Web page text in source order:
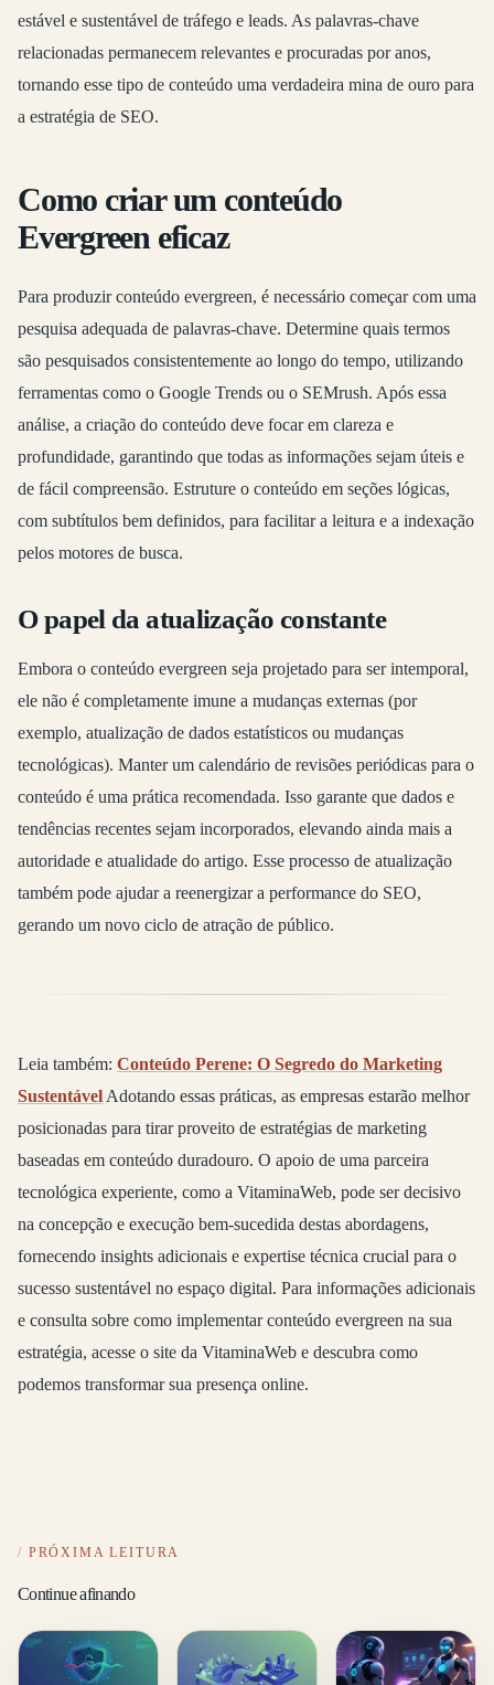
estável e sustentável de tráfego e leads. As palavras-chave
relacionadas permanecem relevantes e procuradas por anos,
tornando esse tipo de conteúdo uma verdadeira mina de ouro para
a estratégia de SEO.
Como criar um conteúdo
Evergreen eficaz
Para produzir conteúdo evergreen, é necessário começar com uma
pesquisa adequada de palavras-chave. Determine quais termos
são pesquisados consistentemente ao longo do tempo, utilizando
ferramentas como o Google Trends ou o SEMrush. Após essa
análise, a criação do conteúdo deve focar em clareza e
profundidade, garantindo que todas as informações sejam úteis e
de fácil compreensão. Estruture o conteúdo em seções lógicas,
com subtítulos bem definidos, para facilitar a leitura e a indexação
pelos motores de busca.
O papel da atualização constante
Embora o conteúdo evergreen seja projetado para ser intemporal,
ele não é completamente imune a mudanças externas (por
exemplo, atualização de dados estatísticos ou mudanças
tecnológicas). Manter um calendário de revisões periódicas para o
conteúdo é uma prática recomendada. Isso garante que dados e
tendências recentes sejam incorporados, elevando ainda mais a
autoridade e atualidade do artigo. Esse processo de atualização
também pode ajudar a reenergizar a performance do SEO,
gerando um novo ciclo de atração de público.
Leia também: Conteúdo Perene: O Segredo do Marketing
SustentávelAdotando essas práticas, as empresas estarão melhor
posicionadas para tirar proveito de estratégias de marketing
baseadas em conteúdo duradouro. O apoio de uma parceira
tecnológica experiente, como a VitaminaWeb, pode ser decisivo
na concepção e execução bem-sucedida destas abordagens,
fornecendo insights adicionais e expertise técnica crucial para o
sucesso sustentável no espaço digital. Para informações adicionais
e consulta sobre como implementar conteúdo evergreen na sua
estratégia, acesse o site da VitaminaWeb e descubra como
podemos transformar sua presença online.
PRÓXIMA LEITURA
Continue afinando